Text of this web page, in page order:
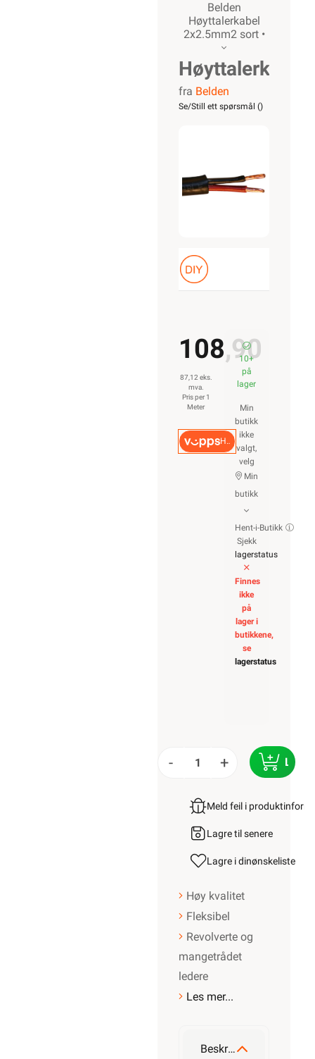
Belden
Høyttalerkabel
2x2.5mm2 sort •
Høyttalerkabel
2x2.5mm2
fra Belden
Se/Still ett spørsmål ()
108,90
87,12 eks.
mva.
Pris per 1
Meter
Hurtigkasse
10+
på
lager
Min
butikk
ikke
valgt,
velg
Min
butikk
Hent-i-Butikk
Sjekk
lagerstatus
Finnes
ikke
på
lager i
butikkene,
se
lagerstatus
- +
Meld feil i
Lagre til senere
Lagre i dinønskeliste
Høy kvalitet
Fleksibel
Revolverte og
mangetrådet
ledere
Les mer...
Beskrivelse